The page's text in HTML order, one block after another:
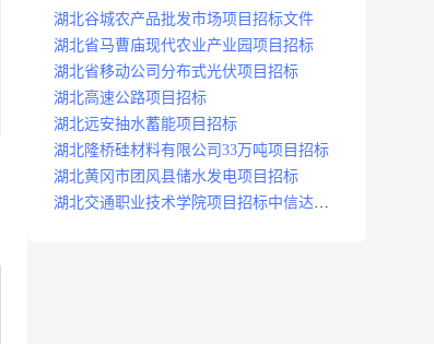
湖北谷城农产品批发市场项目招标文件
湖北省马曹庙现代农业产业园项目招标
湖北省移动公司分布式光伏项目招标
湖北高速公路项目招标
湖北远安抽水蓄能项目招标
湖北隆桥硅材料有限公司33万吨项目招标
湖北黄冈市团风县储水发电项目招标
湖北交通职业技术学院项目招标中信达咨